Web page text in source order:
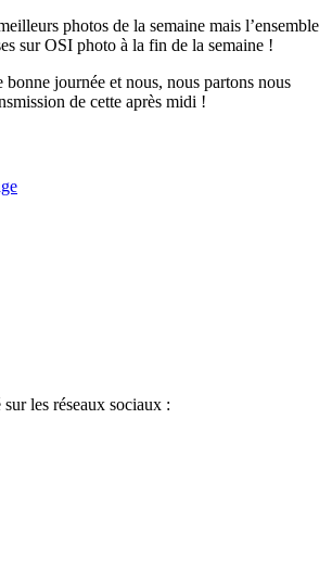
photos de la semaine mais l’ensemble
sur OSI photo à la fin de la semaine !
bonne journée et nous, nous partons nous
de cette après midi !
les réseaux sociaux :